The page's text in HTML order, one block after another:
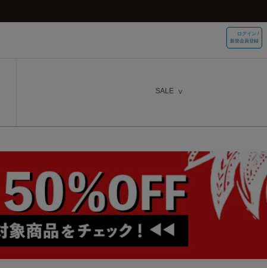
ログイン /
新規会員登録
SALE